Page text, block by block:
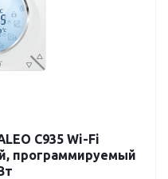
С935 Wi-Fi
программируемый